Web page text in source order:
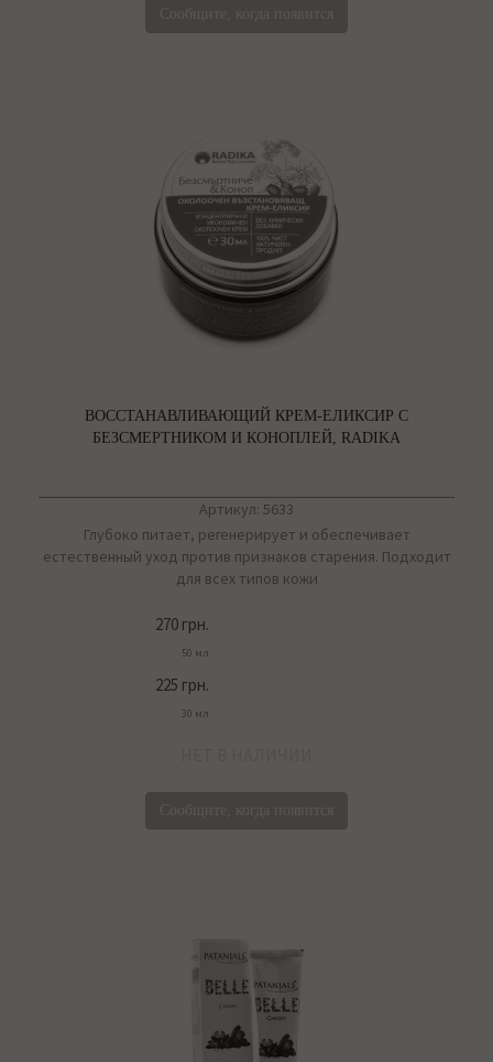
ВОССТАНАВЛИВАЮЩИЙ КРЕМ-ЕЛИКСИР С
БЕЗСМЕРТНИКОМ И КОНОПЛЕЙ, RADIKA
Артикул: 5633
Глубоко питает, регенерирует и обеспечивает
естественный уход против признаков старения. Подходит
для всех типов кожи
270 грн.
50 мл
225 грн.
30 мл